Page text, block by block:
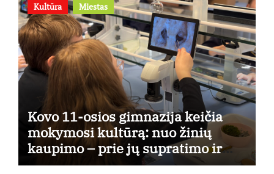
Kultūra Miestas
Kovo 11-osios gimnazija keičia
mokymosi kultūrą: nuo žinių
kaupimo – prie jų supratimo ir
taikymo